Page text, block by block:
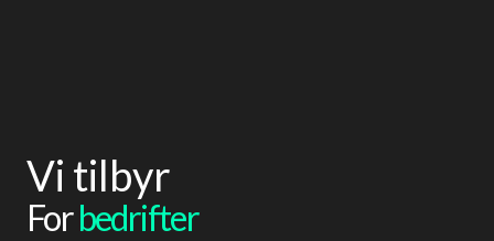
Vi tilbyr
Forbedrifter